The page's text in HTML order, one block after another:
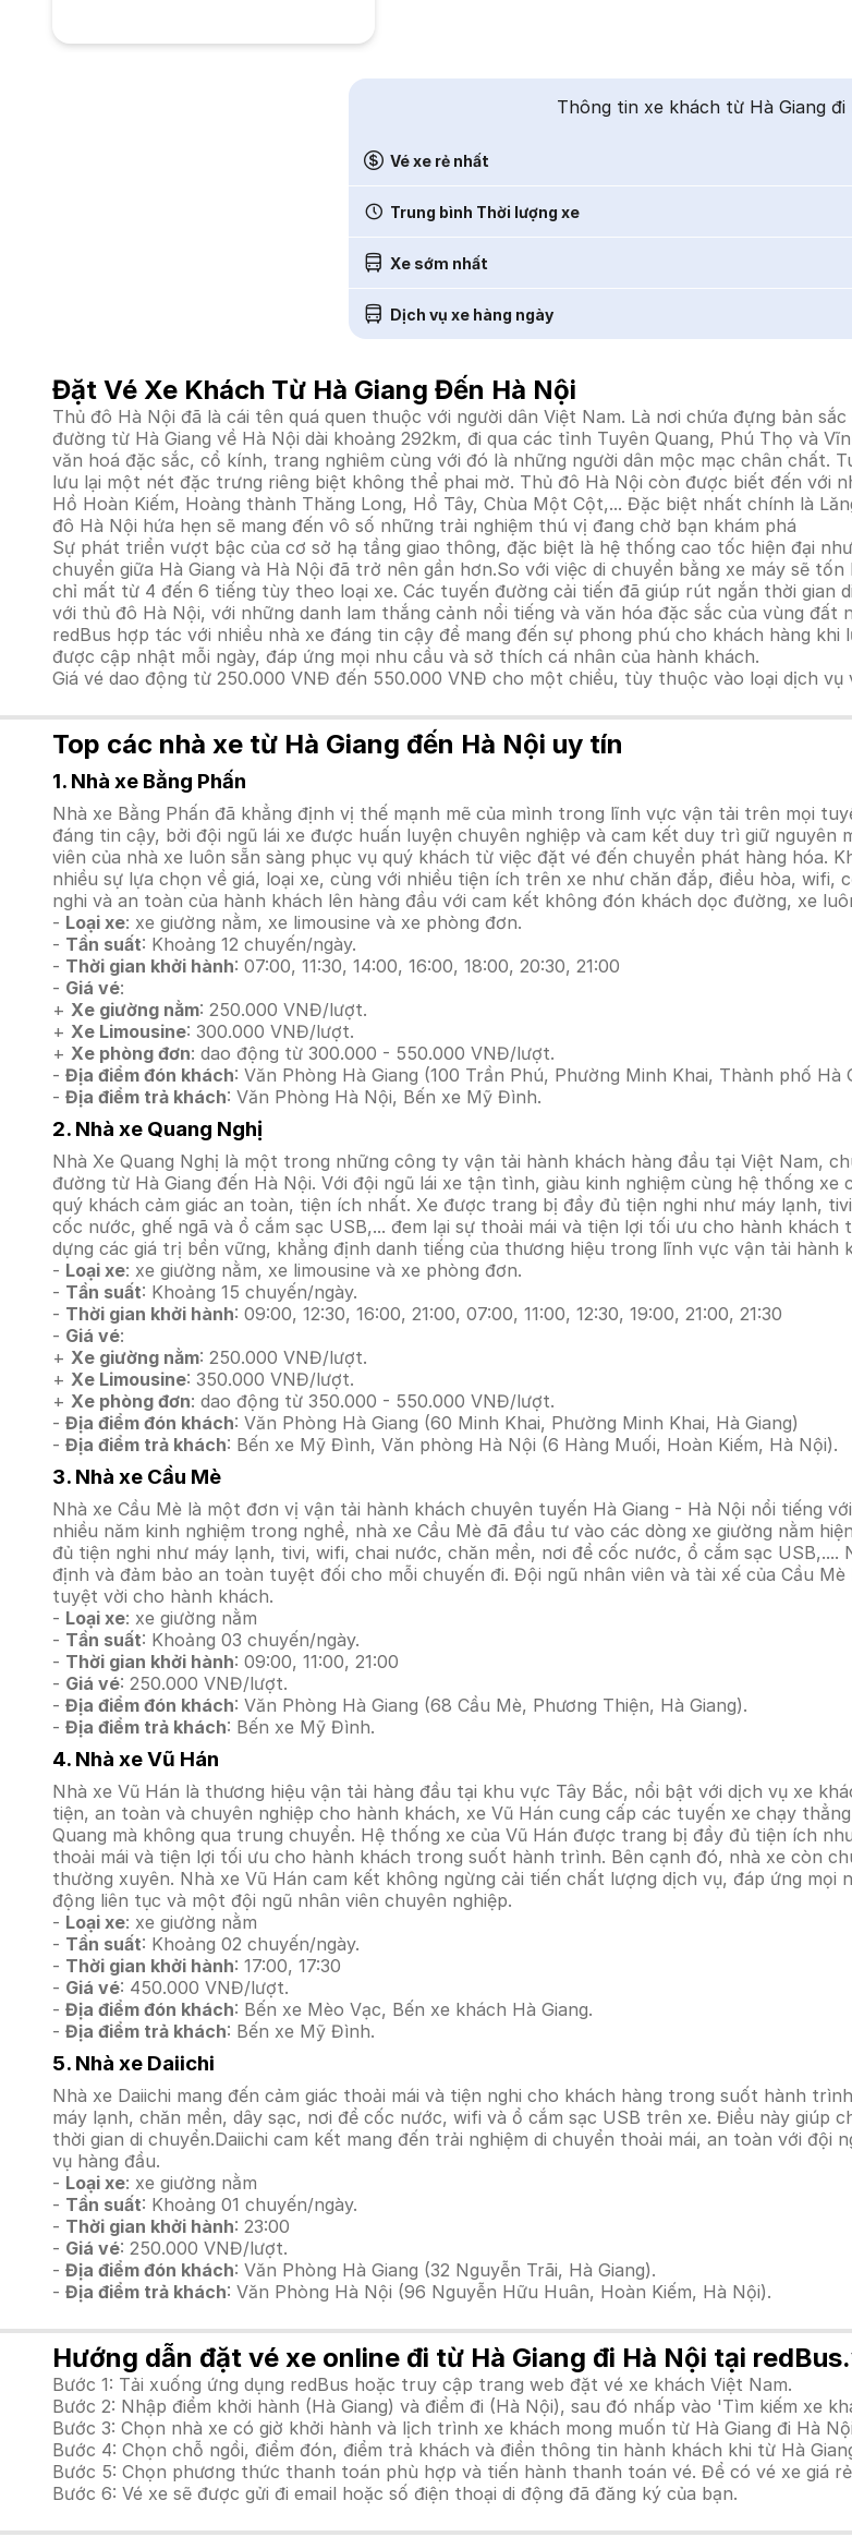
Thông tin xe khách từ Hà Giang đi
Vé xe rẻ nhất
Trung bình Thời lượng xe
Xe sớm nhất
Dịch vụ xe hàng ngày
Đặt Vé Xe Khách Từ Hà Giang Đến Hà Nội
Thủ đô Hà Nội đã là cái tên quá quen thuộc với người dân Việt Nam. Là nơi chứa đựng bản
đường từ Hà Giang về Hà Nội dài khoảng 292km, đi qua các tỉnh Tuyên Quang, Phú Thọ và
văn hoá đặc sắc, cổ kính, trang nghiêm cùng với đó là những người dân mộc mạc chân chất.
lưu lại một nét đặc trưng riêng biệt không thể phai mờ. Thủ đô Hà Nội còn được biết đến với
Hồ Hoàn Kiếm, Hoàng thành Thăng Long, Hồ Tây, Chùa Một Cột,... Đặc biệt nhất chính là
đô Hà Nội hứa hẹn sẽ mang đến vô số những trải nghiệm thú vị đang chờ bạn khám phá
Sự phát triển vượt bậc của cơ sở hạ tầng giao thông, đặc biệt là hệ thống cao tốc hiện đại
chuyển giữa Hà Giang và Hà Nội đã trở nên gần hơn.So với việc di chuyển bằng xe máy sẽ
chỉ mất từ 4 đến 6 tiếng tùy theo loại xe. Các tuyến đường cải tiến đã giúp rút ngắn thời gian
với thủ đô Hà Nội, với những danh lam thắng cảnh nổi tiếng và văn hóa đặc sắc của vùng đất
redBus hợp tác với nhiều nhà xe đáng tin cậy để mang đến sự phong phú cho khách hàng
được cập nhật mỗi ngày, đáp ứng mọi nhu cầu và sở thích cá nhân của hành khách.
Giá vé dao động từ 250.000 VNĐ đến 550.000 VNĐ cho một chiều, tùy thuộc vào loại dịch vụ
Top các nhà xe từ Hà Giang đến Hà Nội uy tín
1. Nhà xe Bằng Phấn
Nhà xe Bằng Phấn đã khẳng định vị thế mạnh mẽ của mình trong lĩnh vực vận tải trên mọi
đáng tin cậy, bởi đội ngũ lái xe được huấn luyện chuyên nghiệp và cam kết duy trì giữ
viên của nhà xe luôn sẵn sàng phục vụ quý khách từ việc đặt vé đến chuyển phát hàng hóa.
nhiều sự lựa chọn về giá, loại xe, cùng với nhiều tiện ích trên xe như chăn đắp, điều hòa,
nghi và an toàn của hành khách lên hàng đầu với cam kết không đón khách dọc đường, xe
- Loại xe: xe giường nằm, xe limousine và xe phòng đơn.
- Tần suất: Khoảng 12 chuyến/ngày.
- Thời gian khởi hành: 07:00, 11:30, 14:00, 16:00, 18:00, 20:30, 21:00
- Giá vé:
+ Xe giường nằm: 250.000 VNĐ/lượt.
+ Xe Limousine: 300.000 VNĐ/lượt.
+ Xe phòng đơn: dao động từ 300.000 - 550.000 VNĐ/lượt.
- Địa điểm đón khách: Văn Phòng Hà Giang (100 Trần Phú, Phường Minh Khai, Thành phố Hà
- Địa điểm trả khách: Văn Phòng Hà Nội, Bến xe Mỹ Đình.
2. Nhà xe Quang Nghị
Nhà Xe Quang Nghị là một trong những công ty vận tải hành khách hàng đầu tại Việt Nam,
đường từ Hà Giang đến Hà Nội. Với đội ngũ lái xe tận tình, giàu kinh nghiệm cùng hệ thống
quý khách cảm giác an toàn, tiện ích nhất. Xe được trang bị đầy đủ tiện nghi như máy lạnh,
cốc nước, ghế ngã và ổ cắm sạc USB,... đem lại sự thoải mái và tiện lợi tối ưu cho hành
dựng các giá trị bền vững, khẳng định danh tiếng của thương hiệu trong lĩnh vực vận tải hành
- Loại xe: xe giường nằm, xe limousine và xe phòng đơn.
- Tần suất: Khoảng 15 chuyến/ngày.
- Thời gian khởi hành: 09:00, 12:30, 16:00, 21:00, 07:00, 11:00, 12:30, 19:00, 21:00, 21:30
- Giá vé:
+ Xe giường nằm: 250.000 VNĐ/lượt.
+ Xe Limousine: 350.000 VNĐ/lượt.
+ Xe phòng đơn: dao động từ 350.000 - 550.000 VNĐ/lượt.
- Địa điểm đón khách: Văn Phòng Hà Giang (60 Minh Khai, Phường Minh Khai, Hà Giang)
- Địa điểm trả khách: Bến xe Mỹ Đình, Văn phòng Hà Nội (6 Hàng Muối, Hoàn Kiếm, Hà Nội).
3. Nhà xe Cầu Mè
Nhà xe Cầu Mè là một đơn vị vận tải hành khách chuyên tuyến Hà Giang - Hà Nội nổi tiếng
nhiều năm kinh nghiệm trong nghề, nhà xe Cầu Mè đã đầu tư vào các dòng xe giường nằm
đủ tiện nghi như máy lạnh, tivi, wifi, chai nước, chăn mền, nơi để cốc nước, ổ cắm sạc
định và đảm bảo an toàn tuyệt đối cho mỗi chuyến đi. Đội ngũ nhân viên và tài xế của Cầu
tuyệt vời cho hành khách.
- Loại xe: xe giường nằm
- Tần suất: Khoảng 03 chuyến/ngày.
- Thời gian khởi hành: 09:00, 11:00, 21:00
- Giá vé: 250.000 VNĐ/lượt.
- Địa điểm đón khách: Văn Phòng Hà Giang (68 Cầu Mè, Phương Thiện, Hà Giang).
- Địa điểm trả khách: Bến xe Mỹ Đình.
4. Nhà xe Vũ Hán
Nhà xe Vũ Hán là thương hiệu vận tải hàng đầu tại khu vực Tây Bắc, nổi bật với dịch vụ xe
tiện, an toàn và chuyên nghiệp cho hành khách, xe Vũ Hán cung cấp các tuyến xe chạy
Quang mà không qua trung chuyển. Hệ thống xe của Vũ Hán được trang bị đầy đủ tiện ích
thoải mái và tiện lợi tối ưu cho hành khách trong suốt hành trình. Bên cạnh đó, nhà xe còn
thường xuyên. Nhà xe Vũ Hán cam kết không ngừng cải tiến chất lượng dịch vụ, đáp ứng
động liên tục và một đội ngũ nhân viên chuyên nghiệp.
- Loại xe: xe giường nằm
- Tần suất: Khoảng 02 chuyến/ngày.
- Thời gian khởi hành: 17:00, 17:30
- Giá vé: 450.000 VNĐ/lượt.
- Địa điểm đón khách: Bến xe Mèo Vạc, Bến xe khách Hà Giang.
- Địa điểm trả khách: Bến xe Mỹ Đình.
5. Nhà xe Daiichi
Nhà xe Daiichi mang đến cảm giác thoải mái và tiện nghi cho khách hàng trong suốt hành
máy lạnh, chăn mền, dây sạc, nơi để cốc nước, wifi và ổ cắm sạc USB trên xe. Điều này
thời gian di chuyển.Daiichi cam kết mang đến trải nghiệm di chuyển thoải mái, an toàn với
vụ hàng đầu.
- Loại xe: xe giường nằm
- Tần suất: Khoảng 01 chuyến/ngày.
- Thời gian khởi hành: 23:00
- Giá vé: 250.000 VNĐ/lượt.
- Địa điểm đón khách: Văn Phòng Hà Giang (32 Nguyễn Trãi, Hà Giang).
- Địa điểm trả khách: Văn Phòng Hà Nội (96 Nguyễn Hữu Huân, Hoàn Kiếm, Hà Nội).
Hướng dẫn đặt vé xe online đi từ Hà Giang đi Hà Nội tại
Bước 1: Tải xuống ứng dụng redBus hoặc truy cập trang web đặt vé xe khách Việt Nam.
Bước 2: Nhập điểm khởi hành (Hà Giang) và điểm đi (Hà Nội), sau đó nhấp vào 'Tìm kiếm xe
Bước 3: Chọn nhà xe có giờ khởi hành và lịch trình xe khách mong muốn từ Hà Giang đi Hà
Bước 4: Chọn chỗ ngồi, điểm đón, điểm trả khách và điền thông tin hành khách khi từ Hà
Bước 5: Chọn phương thức thanh toán phù hợp và tiến hành thanh toán vé. Để có vé xe giá
Bước 6: Vé xe sẽ được gửi đi email hoặc số điện thoại di động đã đăng ký của bạn.